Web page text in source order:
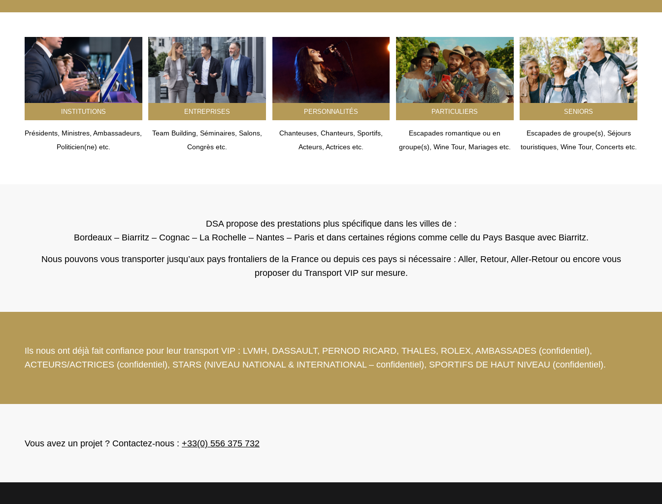
INSTITUTIONS
Présidents, Ministres, Ambassadeurs,
Politicien(ne) etc.
ENTREPRISES
Team Building, Séminaires, Salons,
Congrès etc.
PERSONNALITÉS
Chanteuses, Chanteurs, Sportifs,
Acteurs, Actrices etc.
PARTICULIERS
Escapades romantique ou en
groupe(s), Wine Tour, Mariages etc.
SENIORS
Escapades de groupe(s), Séjours
touristiques, Wine Tour, Concerts etc.
DSA propose des prestations plus spécifique dans les villes de :
Bordeaux – Biarritz – Cognac – La Rochelle – Nantes – Paris et dans certaines régions comme celle du Pays Basque avec Biarritz.
Nous pouvons vous transporter jusqu’aux pays frontaliers de la France ou depuis ces pays si nécessaire : Aller, Retour, Aller-Retour ou encore vous
proposer du Transport VIP sur mesure.
Ils nous ont déjà fait confiance pour leur transport VIP : LVMH, DASSAULT, PERNOD RICARD, THALES, ROLEX, AMBASSADES (confidentiel),
ACTEURS/ACTRICES (confidentiel), STARS (NIVEAU NATIONAL & INTERNATIONAL – confidentiel), SPORTIFS DE HAUT NIVEAU (confidentiel).
Vous avez un projet ? Contactez-nous : +33(0) 556 375 732